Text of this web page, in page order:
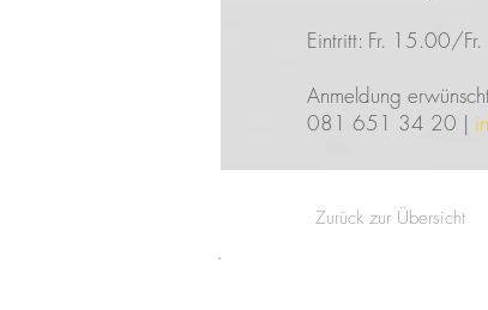
Eintritt: Fr. 15.00/
Anmeldung
081 651 34 20 |
Zurück zur Übersicht